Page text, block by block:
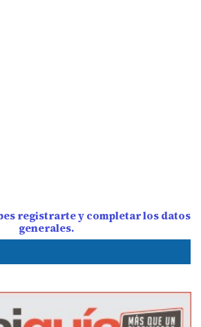
registrarte y completar los datos
generales.